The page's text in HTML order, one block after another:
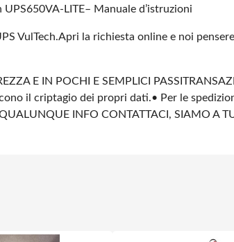
LITE– Manuale d’istruzioni
VulTech.Apri la richiesta online e noi
E IN POCHI E SEMPLICI PASSI
il criptagio dei propri dati.• Per le
QUALUNQUE INFO CONTATTACI, SIAMO A